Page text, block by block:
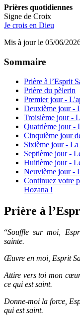
Prières quotidiennes
Signe de Croix
Je crois en Dieu
Mis à jour le 05/06/
Sommaire
Prière à l’Esprit
Prière du pèlerin
Premier jour -
Deuxième jour -
Troisième jour -
Quatrième jour -
Cinquième jour
Sixième jour - La
Septième jour -
Huitième jour -
Neuvième jour -
Continuez votre
Hozana !
Prière à
“Souffle sur moi,
sainte.
Œuvre en moi, Esprit
Attire vers toi mon
ce qui est saint.
Donne-moi la force,
qui est saint.